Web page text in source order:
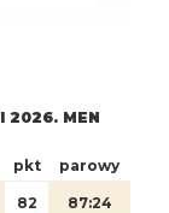
2026. MEN
pkt parowy
82 87:24